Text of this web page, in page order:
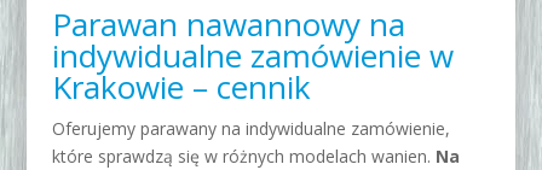
Parawan nawannowy na
indywidualne zamówienie w
Krakowie – cennik
Oferujemy parawany na indywidualne zamówienie,
które sprawdzą się w różnych modelach wanien. Na